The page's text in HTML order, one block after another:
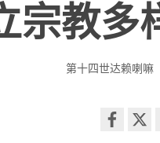
宗教多
第十四世达赖喇嘛